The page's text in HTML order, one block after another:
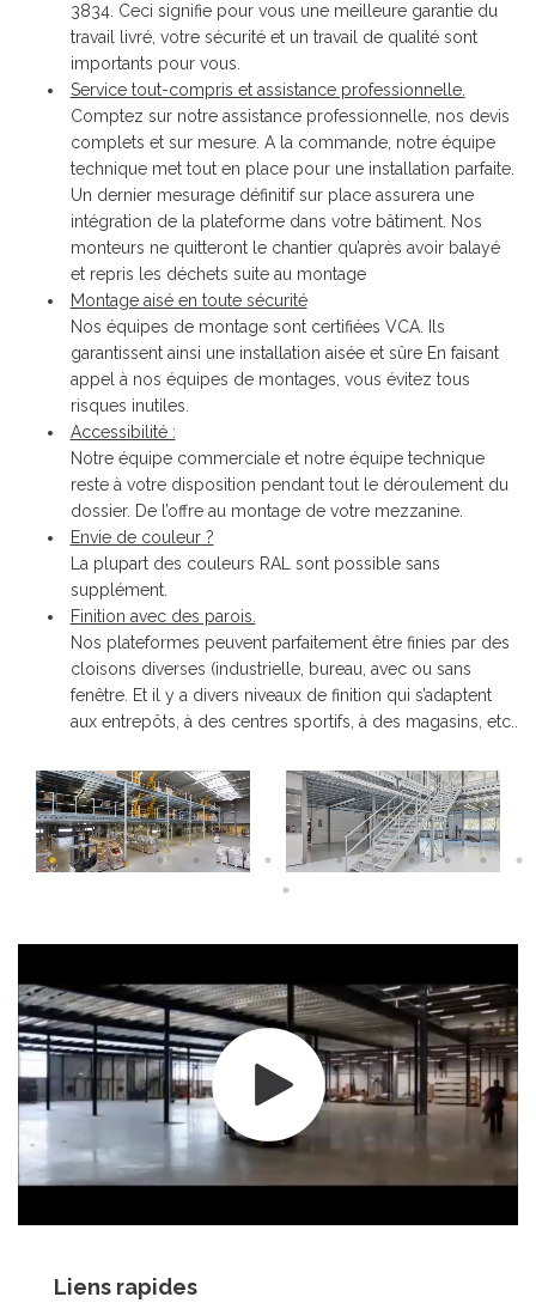
3834. Ceci signifie pour vous une meilleure garantie du
travail livré, votre sécurité et un travail de qualité sont
importants pour vous.
Service tout-compris et assistance professionnelle.
Comptez sur notre assistance professionnelle, nos devis
complets et sur mesure. A la commande, notre équipe
technique met tout en place pour une installation parfaite.
Un dernier mesurage définitif sur place assurera une
intégration de la plateforme dans votre bâtiment. Nos
monteurs ne quitteront le chantier qu’après avoir balayé
et repris les déchets suite au montage
Montage aisé en toute sécurité
Nos équipes de montage sont certifiées VCA. Ils
garantissent ainsi une installation aisée et sûre En faisant
appel à nos équipes de montages, vous évitez tous
risques inutiles.
Accessibilité :
Notre équipe commerciale et notre équipe technique
reste à votre disposition pendant tout le déroulement du
dossier. De l’offre au montage de votre mezzanine.
Envie de couleur ?
La plupart des couleurs RAL sont possible sans
supplément.
Finition avec des parois.
Nos plateformes peuvent parfaitement être finies par des
cloisons diverses (industrielle, bureau, avec ou sans
fenêtre. Et il y a divers niveaux de finition qui s’adaptent
aux entrepôts, à des centres sportifs, à des magasins, etc..
Liens rapides